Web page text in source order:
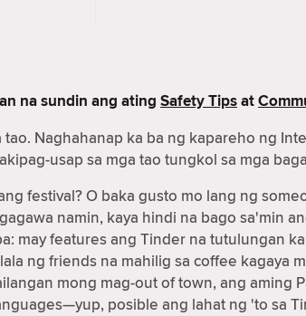
na sundin ang ating Safety Tipsat
Naghahanap ka ba ng kapareho ng
usap sa mga tao tungkol sa mga
festival? O baka gusto mo lang ng
namin, kaya hindi na bago sa'min
may features ang Tinder na tutulungan
ng friends na mahilig sa coffee kagaya
mong mag-out of town, ang aming
posible ang lahat ng 'to sa